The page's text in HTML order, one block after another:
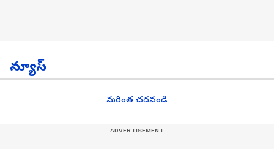
న్యూస్
మరింత చదవండి